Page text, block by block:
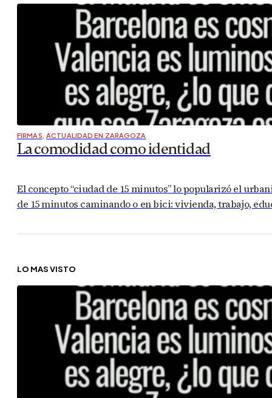
FIRMAS, ACTUALIDAD EN ZARAGOZA
La comodidad como identidad
El concepto “ciudad de 15 minutos” lo popularizó el
de 15 minutos caminando o en bici: vivienda, trabajo,
LO MÁS VISTO